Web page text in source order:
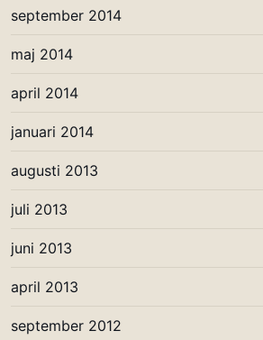
september 2014
maj 2014
april 2014
januari 2014
augusti 2013
juli 2013
juni 2013
april 2013
september 2012